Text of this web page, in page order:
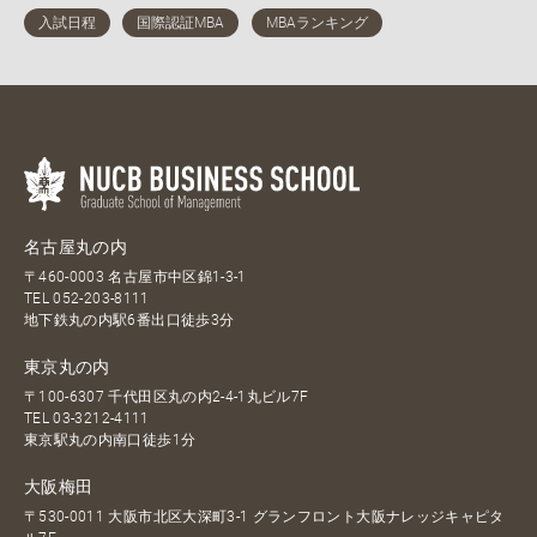
名古屋丸の内
〒460-0003 名古屋市中区錦1-3-1
TEL052-203-8111
地下鉄丸の内駅6番出口徒歩3分
東京丸の内
〒100-6307 千代田区丸の内2-4-1丸ビル7F
TEL03-3212-4111
東京駅丸の内南口徒歩1分
大阪梅田
〒530-0011 大阪市北区大深町3-1 グランフロント大阪ナレッジキャピタ